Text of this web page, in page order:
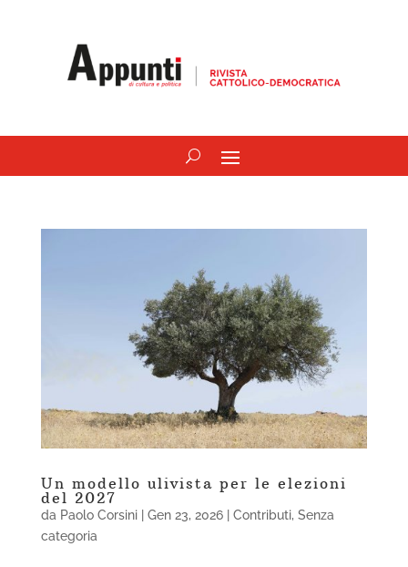
Un modello ulivista per le elezioni
del 2027
da Paolo Corsini| Gen 23, 2026| Contributi, Senza
categoria